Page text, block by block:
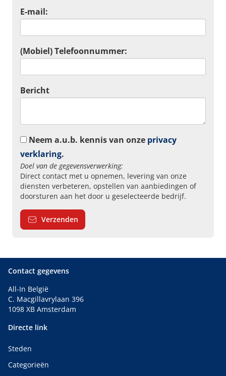
E-mail:
(Mobiel) Telefoonnummer:
Bericht
Neem a.u.b. kennis van onze privacy
verklaring.
Doel van de gegevensverwerking:
Direct contact met u opnemen, levering van onze
diensten verbeteren, opstellen van aanbiedingen of
doorsturen aan het door u geselecteerde bedrijf.
Verzenden
Contact gegevens
All-In België
C. Macgillavrylaan 396
1098 XB Amsterdam
Directe link
Steden
Categorieën